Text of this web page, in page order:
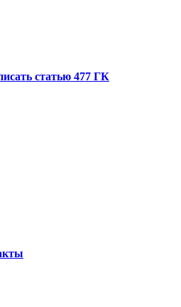
статью 477 ГК